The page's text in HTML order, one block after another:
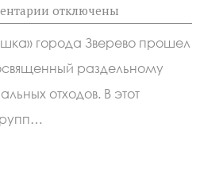
к
записи
Воспитанники
детского
сада
«Аленушка»
рассортировали
мусор
отключены
города Зверево прошел
раздельному
отходов. В этот